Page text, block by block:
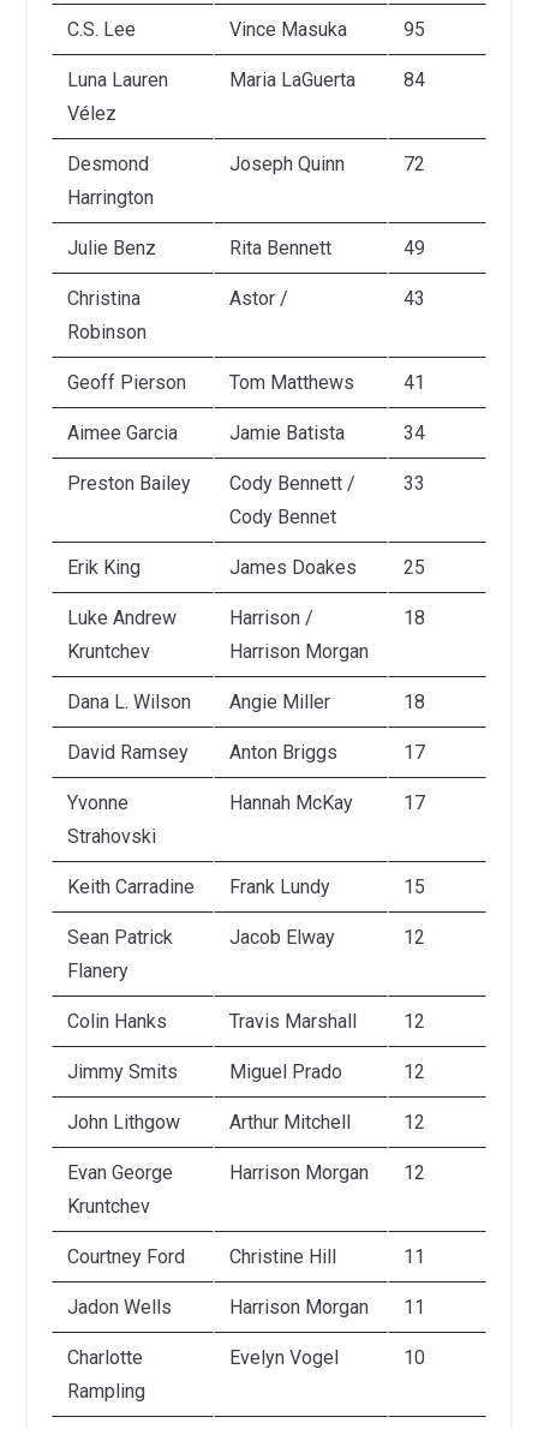
C.S. Lee Vince Masuka 95
Luna Lauren
Vélez
Maria LaGuerta 84
Desmond
Harrington
Joseph Quinn 72
Julie Benz Rita Bennett 49
Christina
Robinson
Astor / 43
Geoff Pierson Tom Matthews 41
Aimee Garcia Jamie Batista 34
Preston Bailey
Cody Bennett /
Cody Bennet
33
Erik King James Doakes 25
Luke Andrew
Kruntchev
Harrison /
Harrison Morgan
18
Dana L. Wilson Angie Miller 18
David Ramsey Anton Briggs 17
Yvonne
Strahovski
Hannah McKay 17
Keith Carradine Frank Lundy 15
Sean Patrick
Flanery
Jacob Elway 12
Colin Hanks Travis Marshall 12
Jimmy Smits Miguel Prado 12
John Lithgow Arthur Mitchell 12
Evan George
Kruntchev
Harrison Morgan 12
Courtney Ford Christine Hill 11
Jadon Wells Harrison Morgan 11
Charlotte
Rampling
Evelyn Vogel 10